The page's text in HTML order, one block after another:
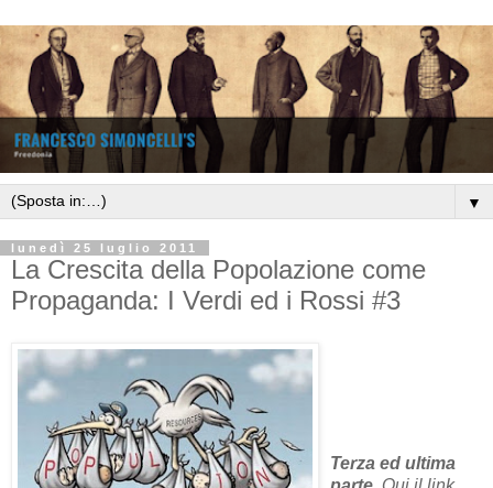
▼
lunedì 25 luglio 2011
La Crescita della Popolazione come
Propaganda: I Verdi ed i Rossi #3
Terza ed ultima